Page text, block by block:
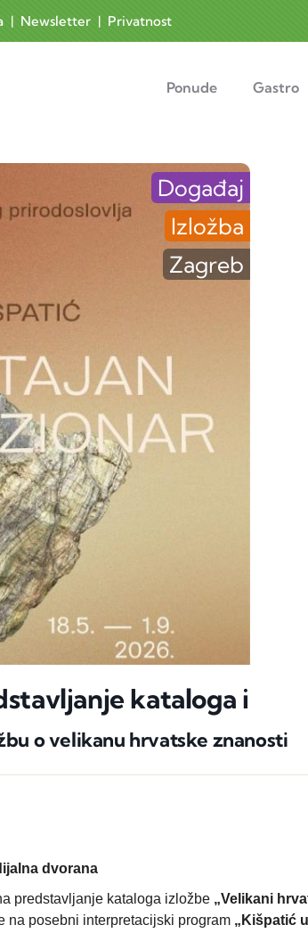
| Newsletter | Privatnost
Ponude Gastro
Događaj
Izložba
Zagreb
kataloga i
o velikanu hrvatske znanosti
dvorana
predstavljanje kataloga izložbe „Velikani
na posebni interpretacijski program „Kišpatić